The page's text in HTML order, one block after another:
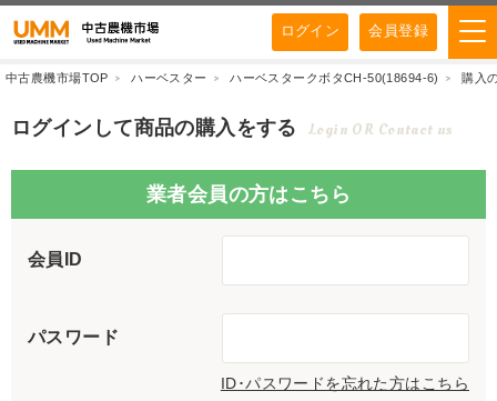
ログイン 会員登録
中古農機市場TOP ハーベスター ハーベスタークボタCH-50(18694-6) 購入
ログインして商品の購入をする Login OR Contact us
業者会員の方はこちら
会員ID
パスワード
ID･パスワードを忘れた方はこちら